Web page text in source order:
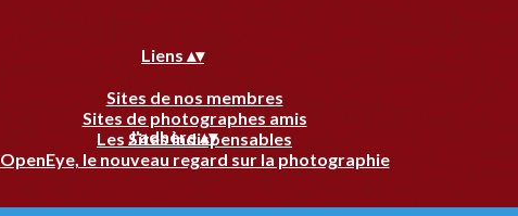
Liens▴▾
Sites de nos membres
Sites de photographes amis
Les Sites Indispensables
OpenEye, le nouveau regard sur la photographie
J'adhère▴▾